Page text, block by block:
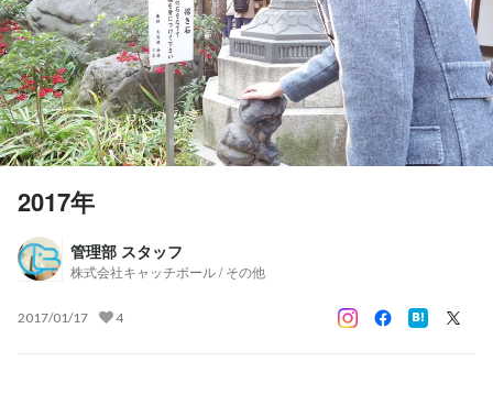
2017年
管理部 スタッフ
株式会社キャッチボール / その他
2017/01/17 4